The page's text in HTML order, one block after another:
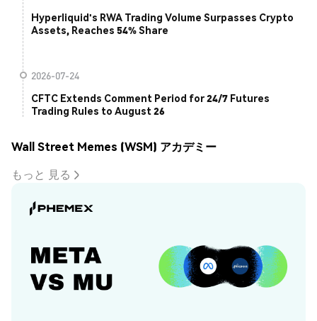
Hyperliquid's RWA Trading Volume Surpasses Crypto
Assets, Reaches 54% Share
2026-07-24
CFTC Extends Comment Period for 24/7 Futures
Trading Rules to August 26
Wall Street Memes (WSM) アカデミー
もっと 見る